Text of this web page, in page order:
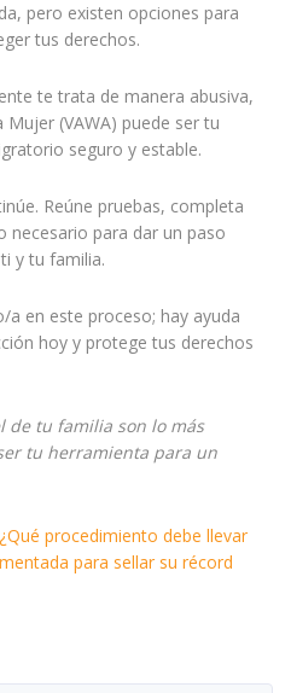
pero existen opciones para
tus derechos.
te trata de manera abusiva,
(VAWA) puede ser tu
seguro y estable.
Reúne pruebas, completa
necesario para dar un paso
y tu familia.
a en este proceso; hay ayuda
hoy y protege tus derechos
de tu familia son lo más
tu herramienta para un
¿Qué procedimiento debe llevar
para sellar su récord